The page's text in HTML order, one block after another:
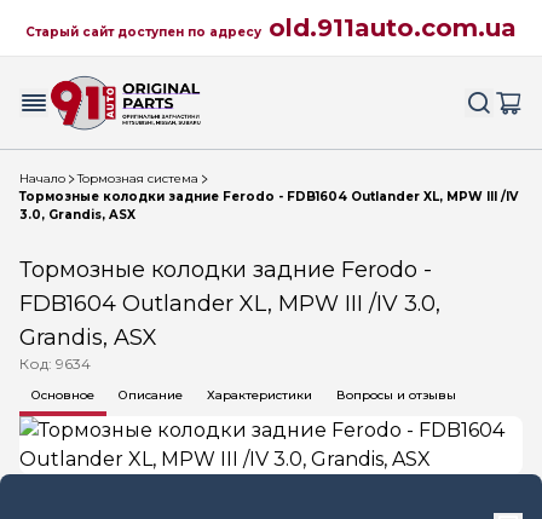
Старый сайт доступен по адресу old.911auto.com.ua
Начало
Тормозная система
Тормозные колодки задние Ferodo - FDB1604 Outlander XL, MPW III /IV
3.0, Grandis, ASX
Тормозные колодки задние Ferodo -
FDB1604 Outlander XL, MPW III /IV 3.0,
Grandis, ASX
Код: 9634
Основное Описание Характеристики Вопросы и отзывы